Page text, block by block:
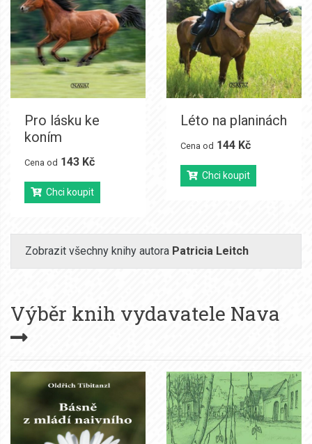
Pro lásku ke
koním
Cena od 143 Kč
Chci koupit
Léto na planinách
Cena od 144 Kč
Chci koupit
Zobrazit všechny knihy autora Patricia Leitch
Výběr knih vydavatele Nava